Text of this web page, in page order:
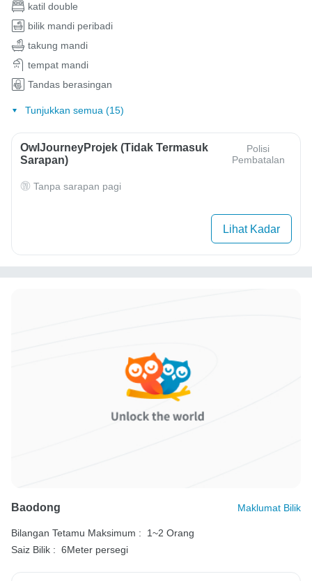
katil double
bilik mandi peribadi
takung mandi
tempat mandi
Tandas berasingan
Tunjukkan semua (15)
OwlJourneyProjek (Tidak Termasuk
Sarapan)
Polisi
Pembatalan
Tanpa sarapan pagi
Lihat Kadar
Baodong Maklumat Bilik
Bilangan Tetamu Maksimum :
1~2 Orang
Saiz Bilik : 6Meter persegi